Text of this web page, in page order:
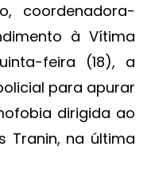
coordenadora-
à Vítima
feira (18), a
para apurar
dirigida ao
Tranin, na última